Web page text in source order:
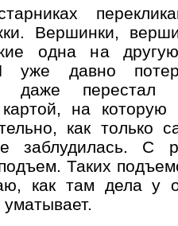
Вершинки,
одна на
уже давно
даже перестал
на которую
как только
заблудилась. С
Таких
как там дела у